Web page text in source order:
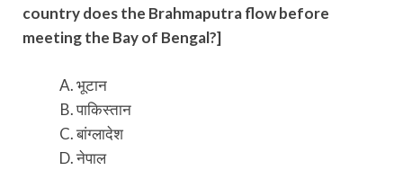
country does the Brahmaputra flow before
meeting the Bay of Bengal?]
भूटान
पाकिस्तान
बांग्लादेश
नेपाल